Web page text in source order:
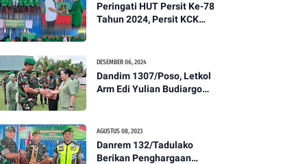
Peringati HUT Persit Ke-78
Tahun 2024, Persit KCK
Kesehatan Tentang
Pencegahan DBD
DESEMBER 06, 2024
Dandim 1307/Poso, Letkol
Arm Edi Yulian Budiargo
1307/Poso
AGUSTUS 08, 2023
Danrem 132/Tadulako
Berikan Penghargaan